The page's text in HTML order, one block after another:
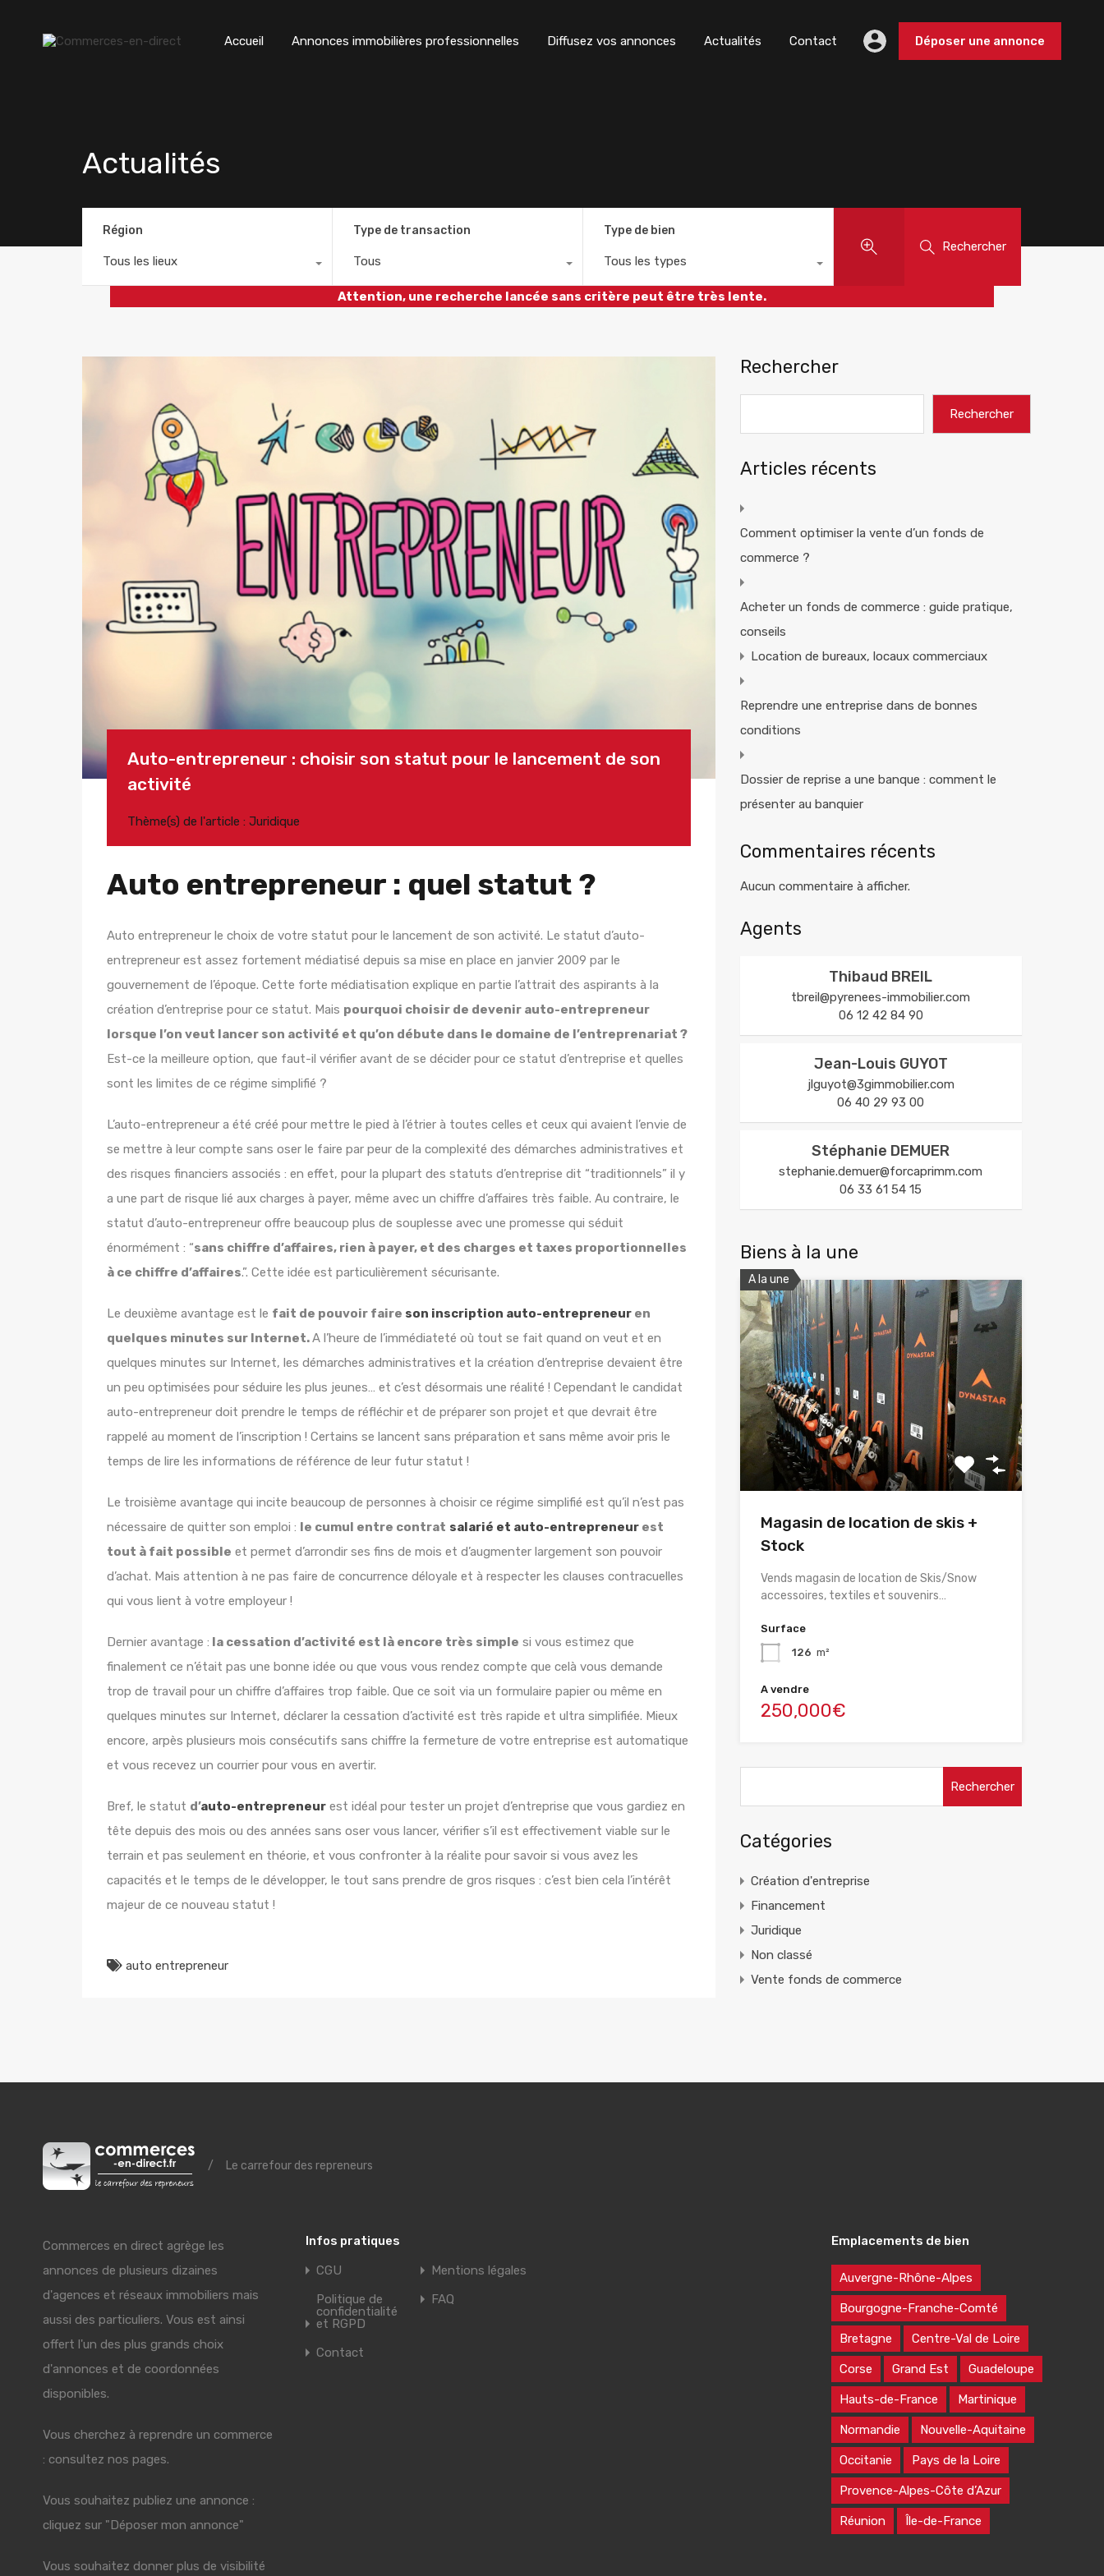
Accueil Annonces immobilières professionnelles Diffusez vos annonces Actualités Contact Déposer une annonce
Actualités
Région
Tous les lieux
Type de transaction
Tous
Type de bien
Tous les types
Rechercher
Attention, une recherche lancée sans critère peut être très lente.
Auto-entrepreneur : choisir son statut pour le lancement de son
activité
Thème(s) de l'article : Juridique
Auto entrepreneur : quel statut ?
Auto entrepreneur le choix de votre statut pour le lancement de son activité. Le statut d’auto-
entrepreneur est assez fortement médiatisé depuis sa mise en place en janvier 2009 par le
gouvernement de l’époque. Cette forte médiatisation explique en partie l’attrait des aspirants à la
création d’entreprise pour ce statut. Mais pourquoi choisir de devenir auto-entrepreneur
lorsque l’on veut lancer son activité et qu’on débute dans le domaine de l’entreprenariat ?
Est-ce la meilleure option, que faut-il vérifier avant de se décider pour ce statut d’entreprise et quelles
sont les limites de ce régime simplifié ?
L’auto-entrepreneur a été créé pour mettre le pied à l’étrier à toutes celles et ceux qui avaient l’envie de
se mettre à leur compte sans oser le faire par peur de la complexité des démarches administratives et
des risques financiers associés : en effet, pour la plupart des statuts d’entreprise dit “traditionnels” il y
a une part de risque lié aux charges à payer, même avec un chiffre d’affaires très faible. Au contraire, le
statut d’auto-entrepreneur offre beaucoup plus de souplesse avec une promesse qui séduit
énormément : “sans chiffre d’affaires, rien à payer, et des charges et taxes proportionnelles
à ce chiffre d’affaires.”. Cette idée est particulièrement sécurisante.
Le deuxième avantage est le fait de pouvoir faire son inscription auto-entrepreneur en
quelques minutes sur Internet.A l’heure de l’immédiateté où tout se fait quand on veut et en
quelques minutes sur Internet, les démarches administratives et la création d’entreprise devaient être
un peu optimisées pour séduire les plus jeunes… et c’est désormais une réalité ! Cependant le candidat
auto-entrepreneur doit prendre le temps de réfléchir et de préparer son projet et que devrait être
rappelé au moment de l’inscription ! Certains se lancent sans préparation et sans même avoir pris le
temps de lire les informations de référence de leur futur statut !
Le troisième avantage qui incite beaucoup de personnes à choisir ce régime simplifié est qu’il n’est pas
nécessaire de quitter son emploi : le cumul entre contrat salarié et auto-entrepreneur est
tout à fait possible et permet d’arrondir ses fins de mois et d’augmenter largement son pouvoir
d’achat. Mais attention à ne pas faire de concurrence déloyale et à respecter les clauses contracuelles
qui vous lient à votre employeur !
Dernier avantage : la cessation d’activité est là encore très simple si vous estimez que
finalement ce n’était pas une bonne idée ou que vous vous rendez compte que celà vous demande
trop de travail pour un chiffre d’affaires trop faible. Que ce soit via un formulaire papier ou même en
quelques minutes sur Internet, déclarer la cessation d’activité est très rapide et ultra simplifiée. Mieux
encore, arpès plusieurs mois consécutifs sans chiffre la fermeture de votre entreprise est automatique
et vous recevez un courrier pour vous en avertir.
Bref, le statut d’auto-entrepreneur est idéal pour tester un projet d’entreprise que vous gardiez en
tête depuis des mois ou des années sans oser vous lancer, vérifier s’il est effectivement viable sur le
terrain et pas seulement en théorie, et vous confronter à la réalite pour savoir si vous avez les
capacités et le temps de le développer, le tout sans prendre de gros risques : c’est bien cela l’intérêt
majeur de ce nouveau statut !
auto entrepreneur
Rechercher
Rechercher
Articles récents
Comment optimiser la vente d’un fonds de
commerce ?
Acheter un fonds de commerce : guide pratique,
conseils
Location de bureaux, locaux commerciaux
Reprendre une entreprise dans de bonnes
conditions
Dossier de reprise a une banque : comment le
présenter au banquier
Commentaires récents
Aucun commentaire à afficher.
Agents
Thibaud BREIL
tbreil@pyrenees-immobilier.com
06 12 42 84 90
Jean-Louis GUYOT
jlguyot@3gimmobilier.com
06 40 29 93 00
Stéphanie DEMUER
stephanie.demuer@forcaprimm.com
06 33 61 54 15
Biens à la une
A la une
Magasin de location de skis +
Stock
Vends magasin de location de Skis/Snow
accessoires, textiles et souvenirs…
Surface
126 m²
A vendre
250,000€
Catégories
Création d'entreprise
Financement
Juridique
Non classé
Vente fonds de commerce
/ Le carrefour des repreneurs
Commerces en direct agrège les
annonces de plusieurs dizaines
d'agences et réseaux immobiliers mais
aussi des particuliers. Vous est ainsi
offert l'un des plus grands choix
d'annonces et de coordonnées
disponibles.
Vous cherchez à reprendre un commerce
: consultez nos pages.
Vous souhaitez publiez une annonce :
cliquez sur "Déposer mon annonce"
Vous souhaitez donner plus de visibilité
Infos pratiques
CGU
Mentions légales
Politique de
confidentialité
et RGPD
FAQ
Contact
Emplacements de bien
Auvergne-Rhône-Alpes
Bourgogne-Franche-Comté
Bretagne Centre-Val de Loire
Corse Grand Est Guadeloupe
Hauts-de-France Martinique
Normandie Nouvelle-Aquitaine
Occitanie Pays de la Loire
Provence-Alpes-Côte d’Azur
Réunion Île-de-France